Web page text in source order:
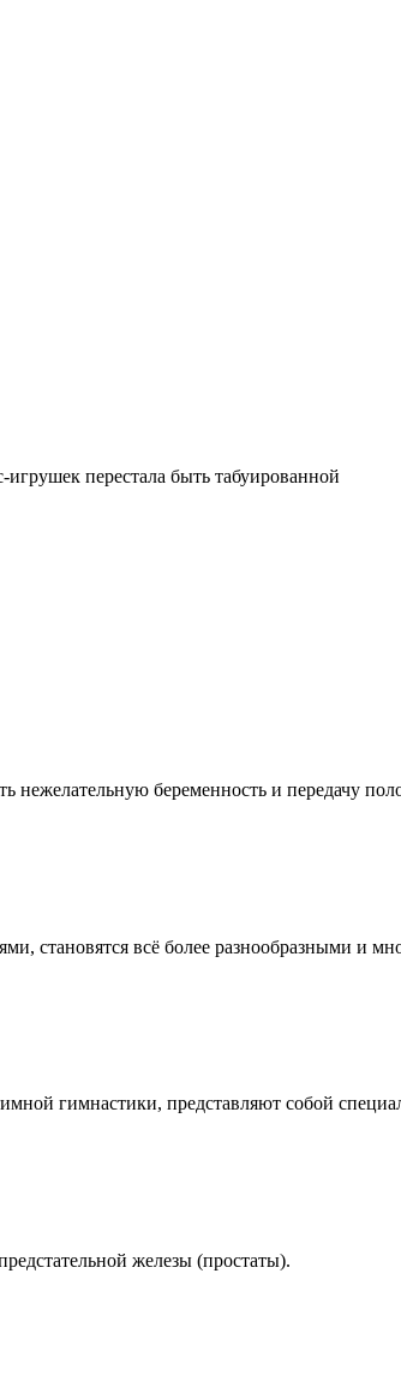
перестала быть табуированной
нежелательную беременность и передачу
становятся всё более разнообразными и
гимнастики, представляют собой
железы (простаты).